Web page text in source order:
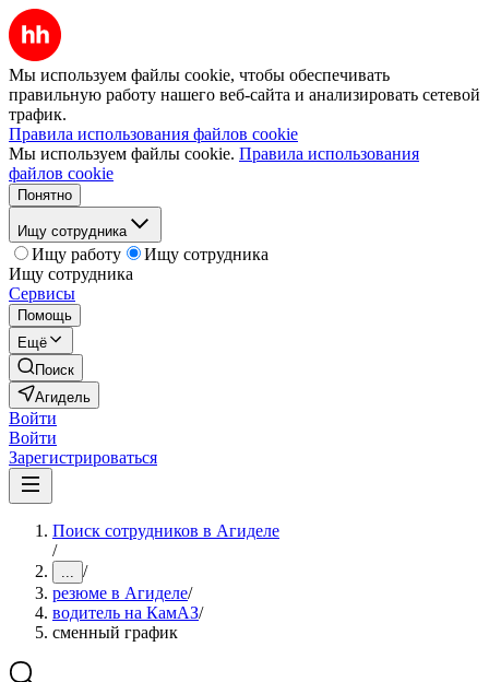
Мы используем файлы cookie, чтобы обеспечивать
правильную работу нашего веб-сайта и анализировать сетевой
трафик.
Правила использования файлов cookie
Мы используем файлы cookie. Правила использования
файлов cookie
Понятно
Ищу сотрудника
Ищу работу
Ищу сотрудника
Ищу сотрудника
Сервисы
Помощь
Ещё
Поиск
Агидель
Войти
Войти
Зарегистрироваться
Поиск сотрудников в Агиделе
/
... /
резюме в Агиделе/
водитель на КамАЗ/
сменный график